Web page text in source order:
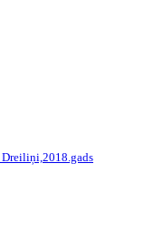
Dreiliņi,2018.gads